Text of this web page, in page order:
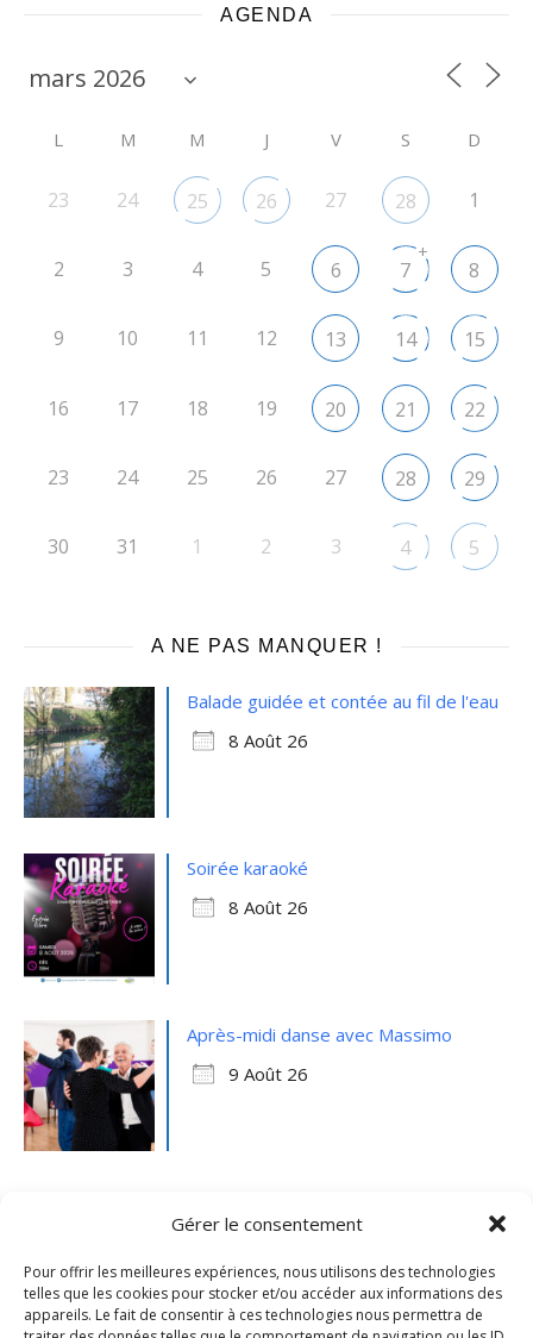
Gérer le consentement
Pour offrir les meilleures expériences, nous utilisons des technologies
telles que les cookies pour stocker et/ou accéder aux informations des
appareils. Le fait de consentir à ces technologies nous permettra de
AGENDA
L M M J V S D
23 24 25 26 27 28 1
2 3 4 5 6 7
+
8
9 10 11 12 13 14 15
16 17 18 19 20 21 22
23 24 25 26 27 28 29
30 31 1 2 3 4 5
A NE PAS MANQUER !
Balade guidée et contée au fil de l'eau
8 Août 26
Soirée karaoké
8 Août 26
Après-midi danse avec Massimo
9 Août 26